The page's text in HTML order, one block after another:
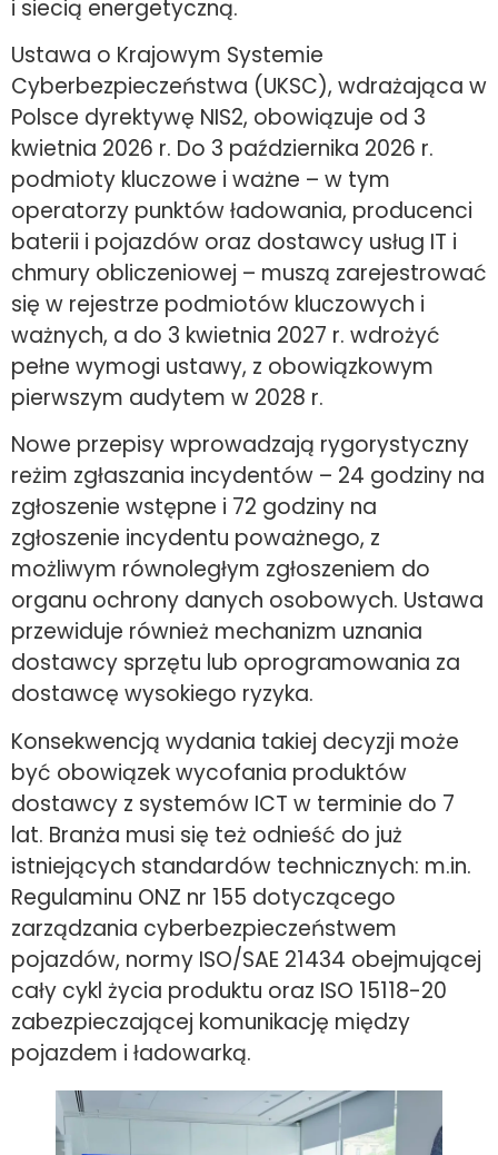
i siecią energetyczną.
Ustawa o Krajowym Systemie
Cyberbezpieczeństwa (UKSC), wdrażająca w
Polsce dyrektywę NIS2, obowiązuje od 3
kwietnia 2026 r. Do 3 października 2026 r.
podmioty kluczowe i ważne – w tym
operatorzy punktów ładowania, producenci
baterii i pojazdów oraz dostawcy usług IT i
chmury obliczeniowej – muszą zarejestrować
się w rejestrze podmiotów kluczowych i
ważnych, a do 3 kwietnia 2027 r. wdrożyć
pełne wymogi ustawy, z obowiązkowym
pierwszym audytem w 2028 r.
Nowe przepisy wprowadzają rygorystyczny
reżim zgłaszania incydentów – 24 godziny na
zgłoszenie wstępne i 72 godziny na
zgłoszenie incydentu poważnego, z
możliwym równoległym zgłoszeniem do
organu ochrony danych osobowych. Ustawa
przewiduje również mechanizm uznania
dostawcy sprzętu lub oprogramowania za
dostawcę wysokiego ryzyka.
Konsekwencją wydania takiej decyzji może
być obowiązek wycofania produktów
dostawcy z systemów ICT w terminie do 7
lat. Branża musi się też odnieść do już
istniejących standardów technicznych: m.in.
Regulaminu ONZ nr 155 dotyczącego
zarządzania cyberbezpieczeństwem
pojazdów, normy ISO/SAE 21434 obejmującej
cały cykl życia produktu oraz ISO 15118-20
zabezpieczającej komunikację między
pojazdem i ładowarką.